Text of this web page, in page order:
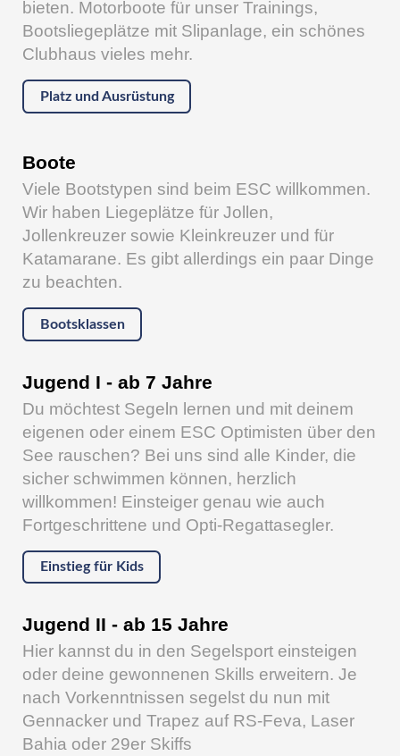
bieten. Motorboote für unser Trainings,
Bootsliegeplätze mit Slipanlage, ein schönes
Clubhaus vieles mehr.
Platz und Ausrüstung
Boote
Viele Bootstypen sind beim ESC willkommen.
Wir haben Liegeplätze für Jollen,
Jollenkreuzer sowie Kleinkreuzer und für
Katamarane. Es gibt allerdings ein paar Dinge
zu beachten.
Bootsklassen
Jugend I - ab 7 Jahre
Du möchtest Segeln lernen und mit deinem
eigenen oder einem ESC Optimisten über den
See rauschen? Bei uns sind alle Kinder, die
sicher schwimmen können, herzlich
willkommen! Einsteiger genau wie auch
Fortgeschrittene und Opti-Regattasegler.
Einstieg für Kids
Jugend II - ab 15 Jahre
Hier kannst du in den Segelsport einsteigen
oder deine gewonnenen Skills erweitern. Je
nach Vorkenntnissen segelst du nun mit
Gennacker und Trapez auf RS-Feva, Laser
Bahia oder 29er Skiffs